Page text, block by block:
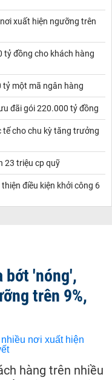
xuất hiện ngưỡng trên
tỷ đồng cho khách hàng
tỷ một mã ngân hàng
đãi gói 220.000 tỷ đồng
tế cho chu kỳ tăng trưởng
23 triệu cp quỹ
điều kiện khởi công 6
bớt 'nóng',
trên 9%,
hàng trên nhiều